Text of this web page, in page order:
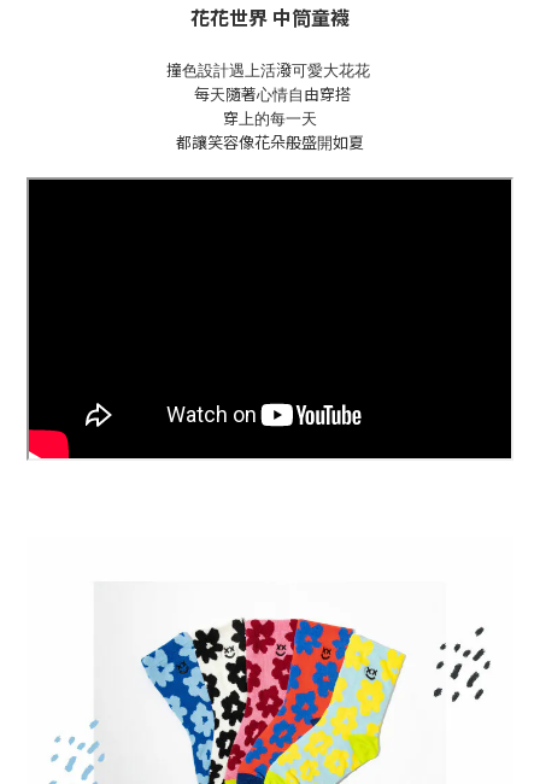
花花世界 中筒童襪
撞色設計遇上活潑可愛大花花
每天隨著心情自由穿搭
穿上的每一天
都讓笑容像花朵般盛開如夏